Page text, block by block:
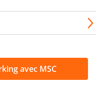
avec MSC